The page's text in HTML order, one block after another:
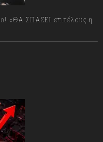
ΣΠΑΣΕΙ επιτέλους η